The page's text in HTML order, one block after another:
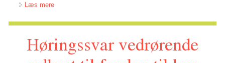
Læs mereom Høringssvar fra IT-Politisk Forening om udkast til
bekendtgørelse om fritagelse af borgere for tilslutning til
Høringssvar vedrørende